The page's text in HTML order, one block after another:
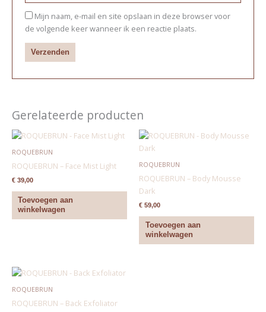
Mijn naam, e-mail en site opslaan in deze browser voor
de volgende keer wanneer ik een reactie plaats.
Gerelateerde producten
ROQUEBRUN
ROQUEBRUN – Face Mist Light
€39,00
Toevoegen aan
winkelwagen
ROQUEBRUN
ROQUEBRUN – Body Mousse
Dark
€ 59,00
Toevoegen aan
winkelwagen
ROQUEBRUN
ROQUEBRUN – Back Exfoliator